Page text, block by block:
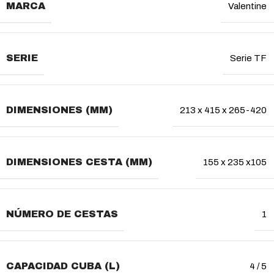
MARCA Valentine
SERIE Serie TF
DIMENSIONES (MM) 213 x 415 x 265-420
DIMENSIONES CESTA (MM) 155 x 235 x105
NÚMERO DE CESTAS 1
CAPACIDAD CUBA (L) 4 / 5